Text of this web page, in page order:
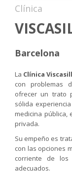
Clínica
Barcelona
La Clínica
con problemas
ofrecer un trato
sólida
medicina pública,
privada.
Su empeño es
con las opciones
corriente de
adecuados.